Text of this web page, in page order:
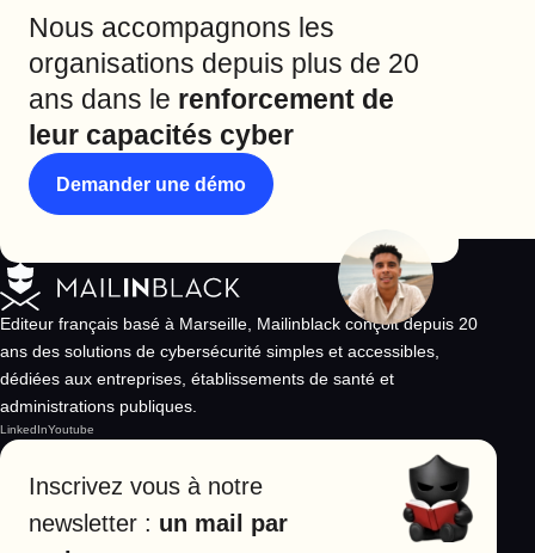
Nous accompagnons les
organisations depuis plus de 20
ans dans le renforcement de
leur capacités cyber
Demander une démo
Editeur français basé à Marseille, Mailinblack conçoit depuis 20
ans des solutions de cybersécurité simples et accessibles,
dédiées aux entreprises, établissements de santé et
administrations publiques.
LinkedInYoutube
Inscrivez vous à notre
newsletter : un mail par